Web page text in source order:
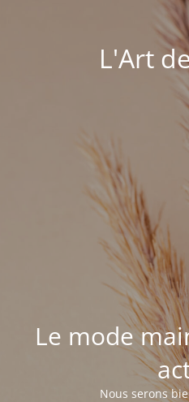
L'Art
Le mode
Nous serons